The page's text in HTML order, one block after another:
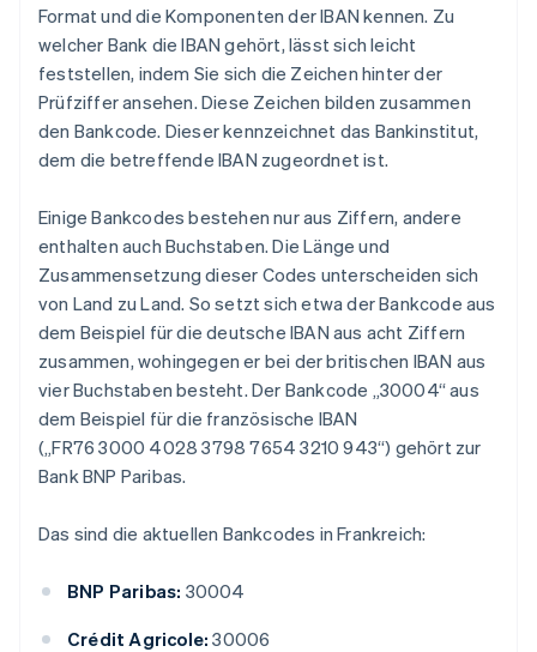
Format und die Komponenten der IBAN kennen. Zu
welcher Bank die IBAN gehört, lässt sich leicht
feststellen, indem Sie sich die Zeichen hinter der
Prüfziffer ansehen. Diese Zeichen bilden zusammen
den Bankcode. Dieser kennzeichnet das Bankinstitut,
dem die betreffende IBAN zugeordnet ist.
Einige Bankcodes bestehen nur aus Ziffern, andere
enthalten auch Buchstaben. Die Länge und
Zusammensetzung dieser Codes unterscheiden sich
von Land zu Land. So setzt sich etwa der Bankcode aus
dem Beispiel für die deutsche IBAN aus acht Ziffern
zusammen, wohingegen er bei der britischen IBAN aus
vier Buchstaben besteht. Der Bankcode „30004“ aus
dem Beispiel für die französische IBAN
(„FR76 3000 4028 3798 7654 3210 943“) gehört zur
Bank BNP Paribas.
Das sind die aktuellen Bankcodes in Frankreich:
BNP Paribas: 30004
Crédit Agricole: 30006